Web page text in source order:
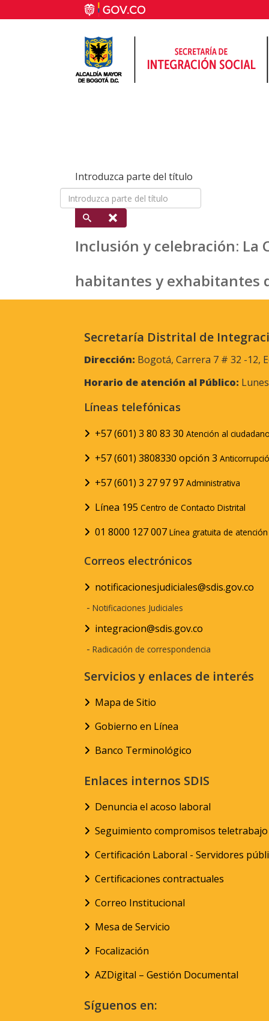
Introduzca parte del título
Inclusión y celebración: La
habitantes y exhabitantes
Secretaría Distrital de
Dirección: Bogotá, Carrera 7 # 32 -12,
Horario de atención al Público:
Líneas telefónicas
+57 (601) 3 80 83 30 Atención al
+57 (601) 3808330 opción 3
+57 (601) 3 27 97 97 Administrativa
Línea 195 Centro de Contacto Distrital
01 8000 127 007 Línea gratuita de
Correos electrónicos
notificacionesjudiciales@sdis.gov.co
- Notificaciones Judiciales
integracion@sdis.gov.co
- Radicación de correspondencia
Servicios y enlaces de interés
Mapa de Sitio
Gobierno en Línea
Banco Terminológico
Enlaces internos SDIS
Denuncia el acoso laboral
Seguimiento compromisos teletrabajo
Certificación Laboral - Servidores
Certificaciones contractuales
Correo Institucional
Mesa de Servicio
Focalización
AZDigital – Gestión Documental
Síguenos en: